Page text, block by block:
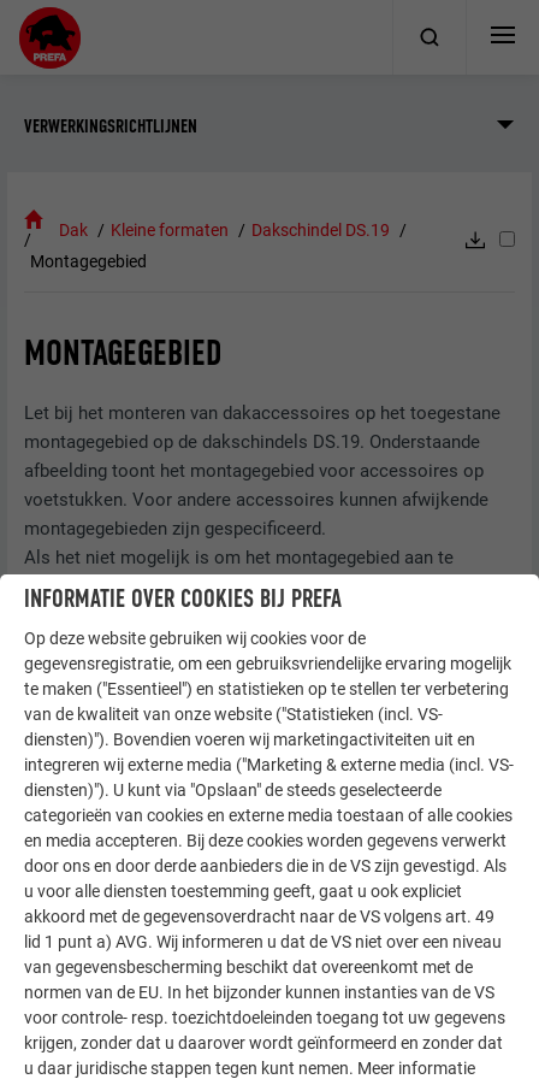
VERWERKINGSRICHTLIJNEN
Dak Kleine formaten
Dakschindel DS.19
Montagegebied
MONTAGEGEBIED
Let bij het monteren van dakaccessoires op het toegestane
montagegebied op de dakschindels DS.19. Onderstaande
afbeelding toont het montagegebied voor accessoires op
voetstukken. Voor andere accessoires kunnen afwijkende
montagegebieden zijn gespecificeerd.
Als het niet mogelijk is om het montagegebied aan te
houden, moet een steunplaat worden aangebracht.
INFORMATIE OVER COOKIES BIJ PREFA
Op deze website gebruiken wij cookies voor de
gegevensregistratie, om een gebruiksvriendelijke ervaring mogelijk
te maken ("Essentieel") en statistieken op te stellen ter verbetering
van de kwaliteit van onze website ("Statistieken (incl. VS-
diensten)"). Bovendien voeren wij marketingactiviteiten uit en
integreren wij externe media ("Marketing & externe media (incl. VS-
diensten)"). U kunt via "Opslaan" de steeds geselecteerde
categorieën van cookies en externe media toestaan of alle cookies
en media accepteren. Bij deze cookies worden gegevens verwerkt
door ons en door derde aanbieders die in de VS zijn gevestigd. Als
u voor alle diensten toestemming geeft, gaat u ook expliciet
akkoord met de gegevensoverdracht naar de VS volgens art. 49
lid 1 punt a) AVG. Wij informeren u dat de VS niet over een niveau
van gegevensbescherming beschikt dat overeenkomt met de
normen van de EU. In het bijzonder kunnen instanties van de VS
voor controle- resp. toezichtdoeleinden toegang tot uw gegevens
krijgen, zonder dat u daarover wordt geïnformeerd en zonder dat
u daar juridische stappen tegen kunt nemen. Meer informatie